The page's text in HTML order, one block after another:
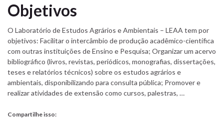
Objetivos
O Laboratório de Estudos Agrários e Ambientais – LEAA tem por
objetivos: Facilitar o intercâmbio de produção acadêmico-científica
com outras instituições de Ensino e Pesquisa; Organizar um acervo
bibliográfico (livros, revistas, periódicos, monografias, dissertações,
teses e relatórios técnicos) sobre os estudos agrários e
ambientais, disponibilizando para consulta pública; Promover e
realizar atividades de extensão como cursos, palestras, …
Compartilhe isso: